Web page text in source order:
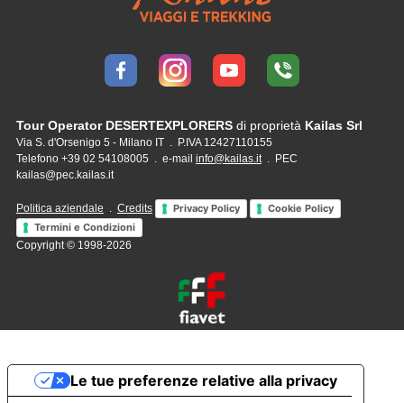
Tour Operator DESERTEXPLORERSdi proprietà Kailas Srl
Via S. d'Orsenigo 5 - Milano IT . P.IVA 12427110155
Telefono +39 02 54108005 . e-mail info@kailas.it. PEC
kailas@pec.kailas.it
Politica aziendale Credits Privacy Policy
Cookie Policy
Termini e Condizioni
Copyright © 1998-2026
Le tue preferenze relative alla privacy